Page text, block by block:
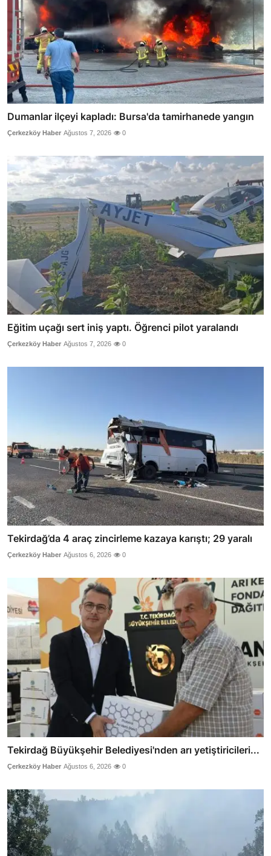
Dumanlar ilçeyi kapladı: Bursa'da tamirhanede yangın
Çerkezköy Haber Ağustos 7, 2026 0
Eğitim uçağı sert iniş yaptı. Öğrenci pilot yaralandı
Çerkezköy Haber Ağustos 7, 2026 0
Tekirdağ’da 4 araç zincirleme kazaya karıştı; 29 yaralı
Çerkezköy Haber Ağustos 6, 2026 0
Tekirdağ Büyükşehir Belediyesi'nden arı yetiştiricileri...
Çerkezköy Haber Ağustos 6, 2026 0